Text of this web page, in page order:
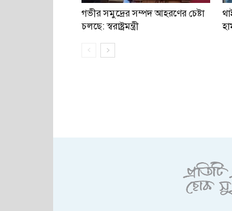
গভীর সমুদ্রের সম্পদ আহরণের চেষ্টা
চলছে: স্বরাষ্ট্রমন্ত্রী